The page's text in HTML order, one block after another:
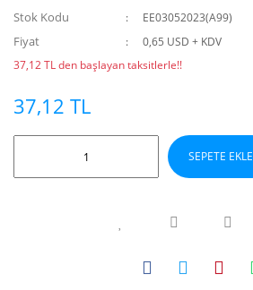
Stok Kodu EE03052023(A99)
Fiyat
0,65 USD + KDV
37,12 TL den başlayan taksitlerle!!
37,12 TL
SEPETE EKLE